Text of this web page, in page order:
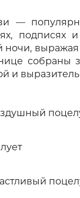
—
подписях
ночи,
собраны
и